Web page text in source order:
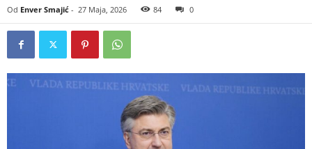
Od Enver Smajić - 27 Maja, 2026 84 0